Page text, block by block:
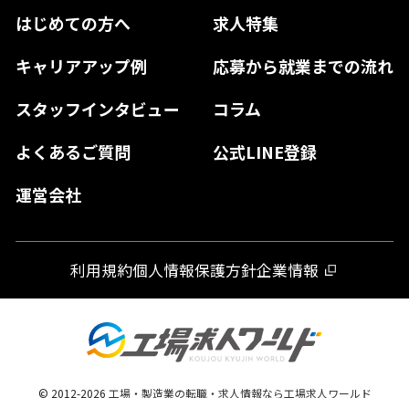
はじめての方へ
求人特集
キャリアアップ例
応募から就業までの流れ
スタッフインタビュー
コラム
よくあるご質問
公式LINE登録
運営会社
奈良県
和歌山県
島根県
山口県
徳島県
宮崎県
利用規約個人情報保護方針企業情報
© 2012-2026 工場・製造業の転職・求人情報なら工場求人ワールド